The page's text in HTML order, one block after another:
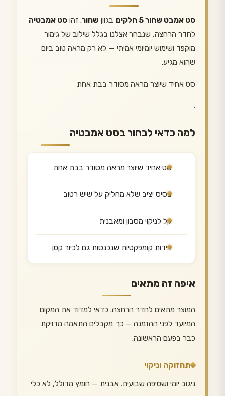
סט אמבט שחור 5 חלקים בגוון שחור. זהו סט אמבטיה
לחדר הרחצה, שנבחר אצלנו בגלל שילוב של גימור
מוקפד ושימוש יומיומי אמיתי — לא רק מראה טוב ביום
שהוא מגיע.
סט אחיד שיוצר מראה מסודר בבת אחת
.
למה כדאי לבחור בסט אמבטיה
סט אחיד שיוצר מראה מסודר בבת אחת
בסיס יציב שלא מחליק על שיש רטוב
קל לניקוי מסבון ומאבנית
מידות קומפקטיות שנכנסות גם לכיור קטן
איפה זה מתאים
המוצר מתאים לחדר הרחצה. כדאי למדוד את המקום
המיועד לפני ההזמנה — כך מקבלים התאמה מדויקת
כבר בפעם הראשונה.
תחזוקה וניקוי
ניגוב יומי ושטיפה שבועית. אבנית — חומץ מדולל, לא כלי